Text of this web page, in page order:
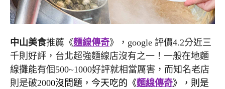
中山美食推薦《麵線傳奇》，google 評價4.2分近三
千則好評，台北超強麵線店沒有之一！一般在地麵
線攤能有個500~1000好評就相當厲害，而知名老店
則是破2000沒問題，今天吃的《麵線傳奇》，則是